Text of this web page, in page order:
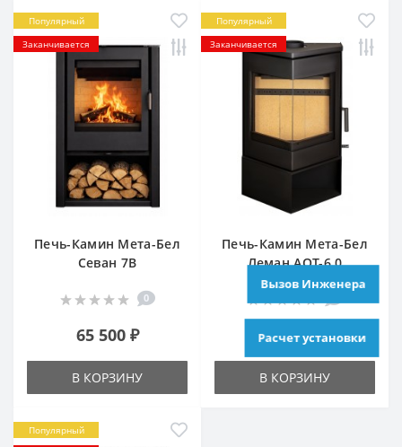
Популярный
Заканчивается
Печь-Камин Мета-Бел
Севан 7В
0
65 500 ₽
В КОРЗИНУ
Популярный
Заканчивается
Печь-Камин Мета-Бел
Леман АОТ-6.0
78 270 ₽
В КОРЗИНУ
Популярный
Расчет установки
Вызов Инженера